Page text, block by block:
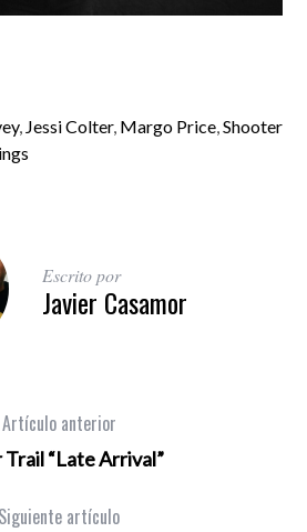
, Jessi Colter, Margo Price,Shooter
Escrito por
Javier Casamor
Artículo anterior
Trail “Late Arrival”
Siguiente artículo